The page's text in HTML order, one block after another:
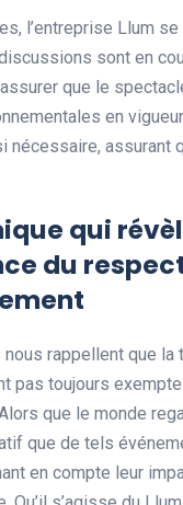
l’entreprise Llum
sont en
que le
en
nécessaire, assurant
qui
du
rappellent que la
pas toujours
que le monde
que de tels
en compte leur